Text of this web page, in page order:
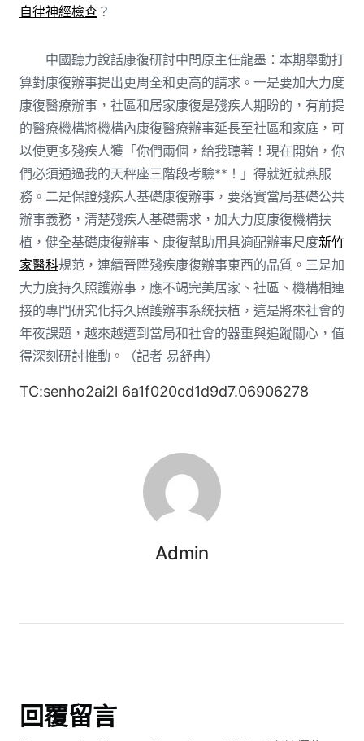
自律神經檢查？
中國聽力說話康復研討中間原主任龍墨：本期舉動打
算對康復辦事提出更周全和更高的請求。一是要加大力度
康復醫療辦事，社區和居家康復是殘疾人期盼的，有前提
的醫療機構將機構內康復醫療辦事延長至社區和家庭，可
以使更多殘疾人獲「你們兩個，給我聽著！現在開始，你
們必須通過我的天秤座三階段考驗**！」得就近就燕服
務。二是保證殘疾人基礎康復辦事，要落實當局基礎公共
辦事義務，清楚殘疾人基礎需求，加大力度康復機構扶
植，健全基礎康復辦事、康復幫助用具適配辦事尺度新竹
家醫科規范，連續晉陞殘疾康復辦事東西的品質。三是加
大力度持久照護辦事，應不竭完美居家、社區、機構相連
接的專門研究化持久照護辦事系統扶植，這是將來社會的
年夜課題，越來越遭到當局和社會的器重與追蹤關心，值
得深刻研討推動。（記者 易舒冉）
TC:senho2ai2l 6a1f020cd1d9d7.06906278
Admin
回覆留言